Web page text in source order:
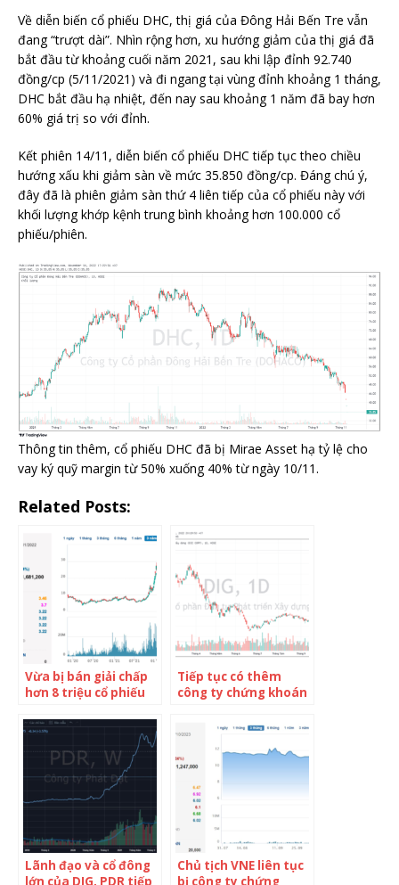
Về diễn biến cổ phiếu DHC, thị giá của Đông Hải Bến Tre vẫn
đang “trượt dài”. Nhìn rộng hơn, xu hướng giảm của thị giá đã
bắt đầu từ khoảng cuối năm 2021, sau khi lập đỉnh 92.740
đồng/cp (5/11/2021) và đi ngang tại vùng đỉnh khoảng 1 tháng,
DHC bắt đầu hạ nhiệt, đến nay sau khoảng 1 năm đã bay hơn
60% giá trị so với đỉnh.
Kết phiên 14/11, diễn biến cổ phiếu DHC tiếp tục theo chiều
hướng xấu khi giảm sàn về mức 35.850 đồng/cp. Đáng chú ý,
đây đã là phiên giảm sàn thứ 4 liên tiếp của cổ phiếu này với
khối lượng khớp kệnh trung bình khoảng hơn 100.000 cổ
phiếu/phiên.
Thông tin thêm, cổ phiếu DHC đã bị Mirae Asset hạ tỷ lệ cho
vay ký quỹ margin từ 50% xuống 40% từ ngày 10/11.
Related Posts:
Vừa bị bán giải chấp
hơn 8 triệu cổ phiếu
Chủ tịch Nguyễn
Khánh Hưng tiếp tục
bị “call margin”
Tiếp tục có thêm
công ty chứng khoán
DIG với loạt cổ đông
nội bộ DIC Corp
Lãnh đạo và cổ đông
lớn của DIG, PDR tiếp
Chủ tịch VNE liên tục
bị công ty chứng